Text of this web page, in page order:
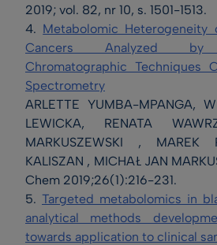
2019; vol. 82, nr 10, s. 1501-1513.
4. Metabolomic Heterogeneity
Cancers Analyzed by
Chromatographic Techniques
Spectrometry
ARLETTE YUMBA-MPANGA,
LEWICKA, RENATA
MARKUSZEWSKI , MAREK
KALISZAN , MICHAŁ JAN
Chem 2019;26(1):216-231.
5. Targeted metabolomics in
analytical methods
towards application to clinical